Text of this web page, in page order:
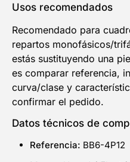
Usos recomendados
Recomendado para
repartos monofásicos/
estás sustituyendo una
es comparar referencia,
curva/clase y
confirmar el pedido.
Datos técnicos de
Referencia: BB6-4P12